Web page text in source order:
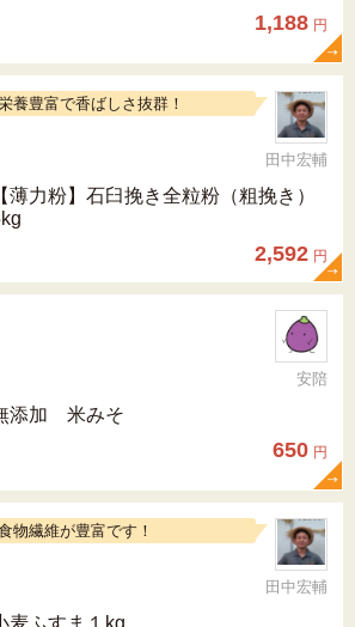
1,188 円
養豊富で香ばしさ抜群！
田中宏輔
【薄力粉】石臼挽き全粒粉（粗挽き）
2,592 円
安陪
添加 米みそ
650 円
物繊維が豊富です！
田中宏輔